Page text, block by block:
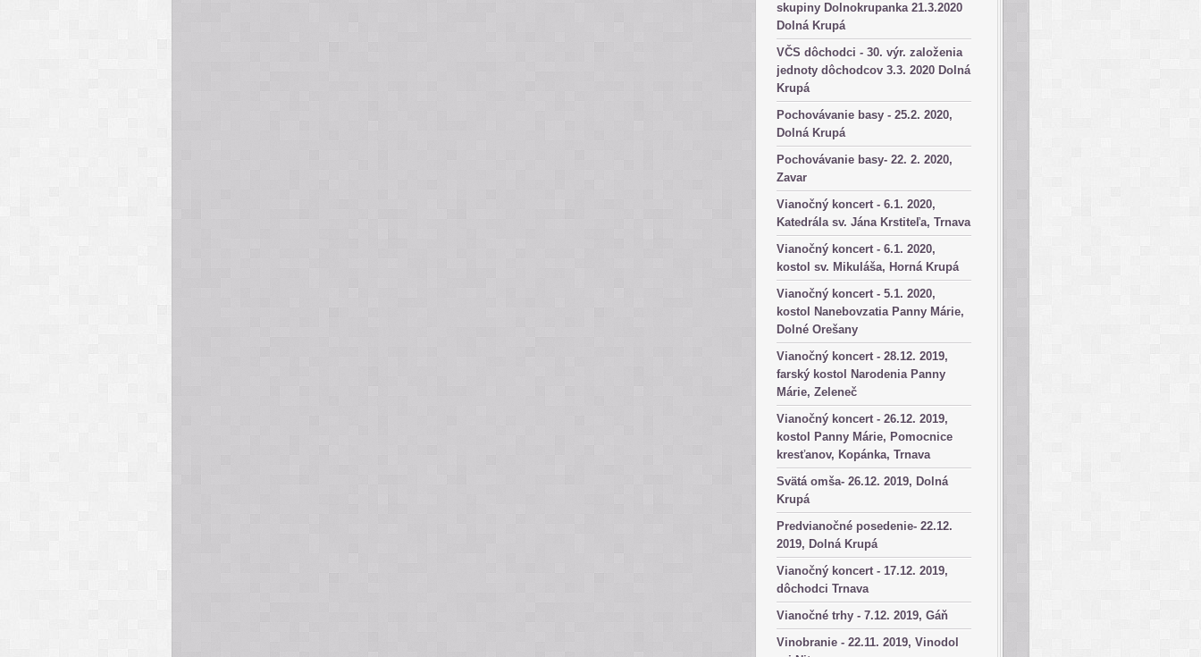
skupiny Dolnokrupanka 21.3.2020
Dolná Krupá
VČS dôchodci - 30. výr. založenia
jednoty dôchodcov 3.3. 2020 Dolná
Krupá
Pochovávanie basy - 25.2. 2020,
Dolná Krupá
Pochovávanie basy- 22. 2. 2020,
Zavar
Vianočný koncert - 6.1. 2020,
Katedrála sv. Jána Krstiteľa, Trnava
Vianočný koncert - 6.1. 2020,
kostol sv. Mikuláša, Horná Krupá
Vianočný koncert - 5.1. 2020,
kostol Nanebovzatia Panny Márie,
Dolné Orešany
Vianočný koncert - 28.12. 2019,
farský kostol Narodenia Panny
Márie, Zeleneč
Vianočný koncert - 26.12. 2019,
kostol Panny Márie, Pomocnice
kresťanov, Kopánka, Trnava
Svätá omša- 26.12. 2019, Dolná
Krupá
Predvianočné posedenie- 22.12.
2019, Dolná Krupá
Vianočný koncert - 17.12. 2019,
dôchodci Trnava
Vianočné trhy - 7.12. 2019, Gáň
Vinobranie - 22.11. 2019, Vinodol